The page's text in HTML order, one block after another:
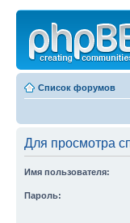
Список форумов
Для просмотра
Имя пользователя:
Пароль: